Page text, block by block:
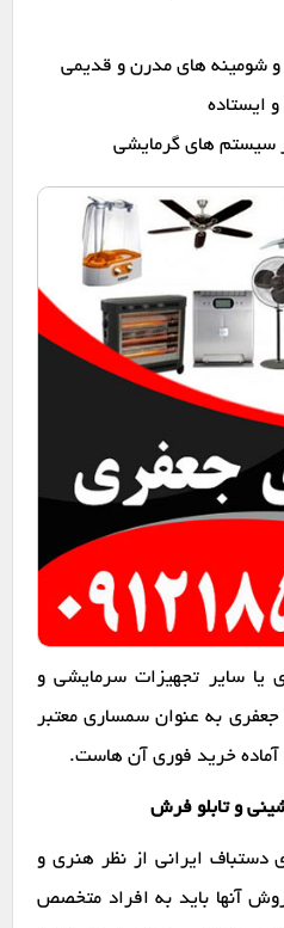
و شومینه های مدرن و قدیمی
ایستاده
سیستم های گرمایشی
یا سایر تجهیزات سرمایشی و
به عنوان سمساری معتبر
آماده خرید فوری آن هاست.
ایرانی از نظر هنری و
آنها باید به افراد متخصص